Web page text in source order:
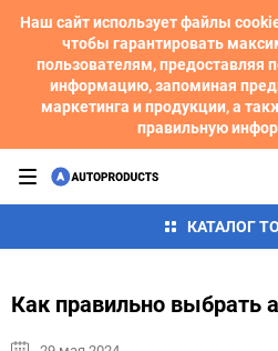
Наш сайт использует файлы
чтобы гарантировать
пользователям, предоставляя
информацию, запоминая
маркетинга и продукции, а
правильную
КАТАЛОГ
Как правильно выбрать